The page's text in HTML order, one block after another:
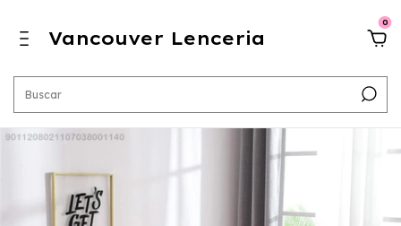
Vancouver Lenceria
0